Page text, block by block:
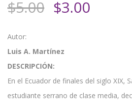
$5.00 El
era:
$5.00.
$3.00
Autor:
Luis A. Martínez
DESCRIPCIÓN:
En el Ecuador de finales del siglo XIX,
estudiante serrano de clase media,